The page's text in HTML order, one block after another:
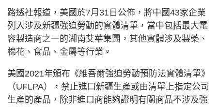
路透社報道，美國於7月31日公佈，將中國43家企業
列入涉及新疆強迫勞動的實體清單，當中包括最大電
容製造商之一的湖南艾華集團，其他實體涉及製藥、
棉花、食品、金屬等行業。
美國2021年頒布《維吾爾強迫勞動預防法實體清單》
（UFLPA），禁止進口新疆生產或由清單上指定公司
生產的產品，除非進口商能夠證明有關商品不涉及強